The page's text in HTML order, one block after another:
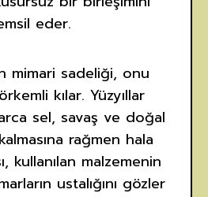
eder.
mimari sadeliği, onu
kılar. Yüzyıllar
sel, savaş ve doğal
rağmen hala
kullanılan malzemenin
ustalığını gözler